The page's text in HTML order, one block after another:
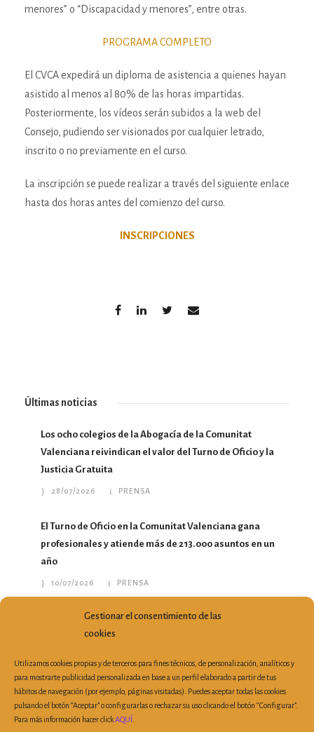
Gestionar el consentimiento de las
cookies
Utilizamos cookies propias y de terceros para fines técnicos, de personalización, analíticos y
para mostrarte publicidad personalizada en base a un perfil elaborado a partir de tus
hábitos de navegación (por ejemplo, páginas visitadas). Puedes aceptar todas las cookies
pulsando el botón “Aceptar” o configurarlas o rechazar su uso clicando el botón “Configurar”.
Para más información hacer clickAQUÍ
menores” o “Discapacidad y menores”, entre otras.
PROGRAMA COMPLETO
El CVCA expedirá un diploma de asistencia a quienes hayan
asistido al menos al 80% de las horas impartidas.
Posteriormente, los vídeos serán subidos a la web del
Consejo, pudiendo ser visionados por cualquier letrado,
inscrito o no previamente en el curso.
La inscripción se puede realizar a través del siguiente enlace
hasta dos horas antes del comienzo del curso.
INSCRIPCIONES
Últimas noticias
Los ocho colegios de la Abogacía de la Comunitat
Valenciana reivindican el valor del Turno de Oficio y la
Justicia Gratuita
28/07/2026 PRENSA
El Turno de Oficio en la Comunitat Valenciana gana
profesionales y atiende más de 213.000 asuntos en un
año
10/07/2026 PRENSA
María del Mar García Calvo traslada a la Conselleria
nuevas propuestas para mejorar el ejercicio profesional